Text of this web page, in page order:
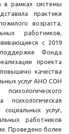
в рамках системы
практики
возраста,
работников,
с 2019
Фонда
проекта
качества
услуг АНО СОН
услуг,
работников
Проведено более